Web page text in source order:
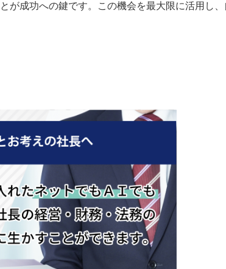
が成功への鍵です。この機会を最大限に活用し